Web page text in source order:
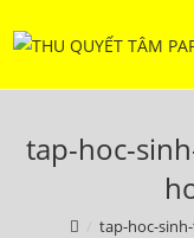
to
tap-hoc-
tap-hoc-